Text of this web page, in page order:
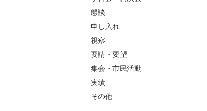
懇談
申し入れ
視察
要請・要望
集会・市民活動
実績
その他